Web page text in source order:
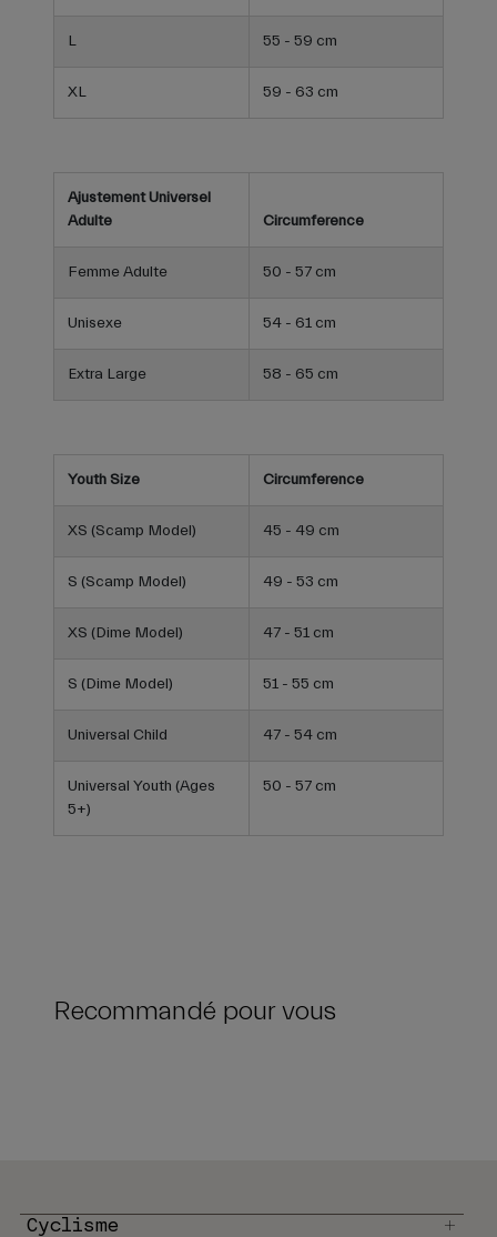
L 55 - 59 cm
XL 59 - 63 cm
Ajustement Universel
Adulte
Circumference
Femme Adulte 50 - 57 cm
Unisexe 54 - 61 cm
Extra Large 58 - 65 cm
Youth Size Circumference
XS (Scamp Model) 45 - 49 cm
S (Scamp Model) 49 - 53 cm
XS (Dime Model) 47 - 51 cm
S (Dime Model) 51 - 55 cm
Universal Child 47 - 54 cm
Universal Youth (Ages
5+)
50 - 57 cm
Recommandé pour vous
Cyclisme